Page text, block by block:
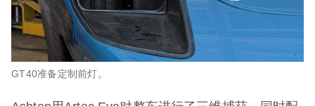
GT40准备定制前灯。